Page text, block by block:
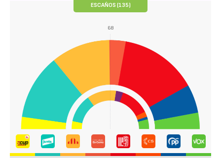
ESCAÑOS (135)
68